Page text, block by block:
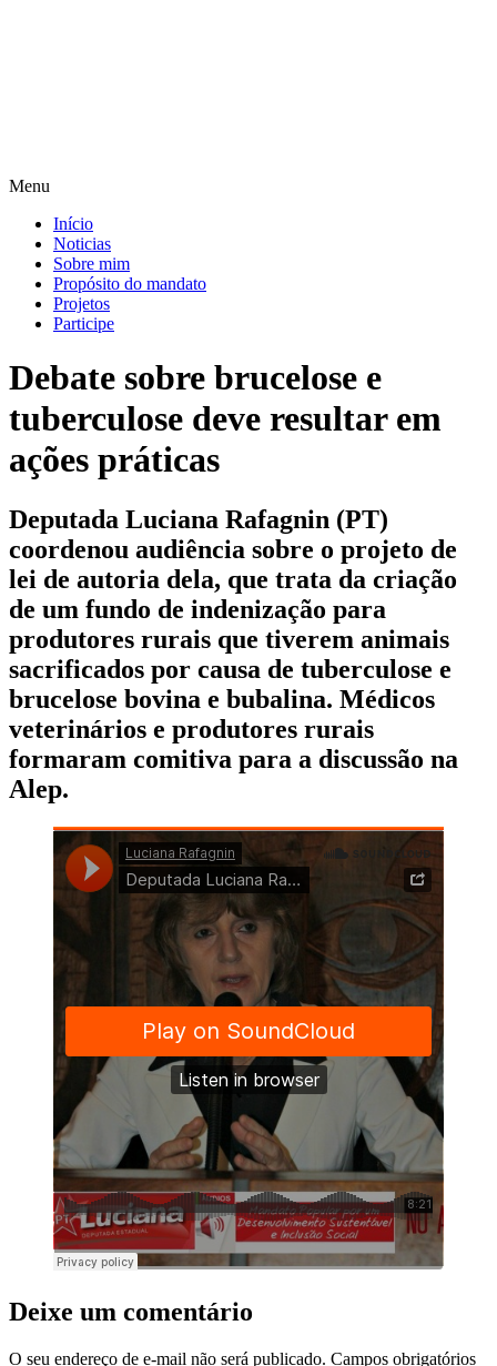
Menu
Início
Noticias
Sobre mim
Propósito do mandato
Projetos
Participe
Debate sobre brucelose e
tuberculose deve resultar em
ações práticas
Deputada Luciana Rafagnin (PT)
coordenou audiência sobre o projeto de
lei de autoria dela, que trata da criação
de um fundo de indenização para
produtores rurais que tiverem animais
sacrificados por causa de tuberculose e
brucelose bovina e bubalina. Médicos
veterinários e produtores rurais
formaram comitiva para a discussão na
Alep.
Deixe um comentário
O seu endereço de e-mail não será publicado. Campos obrigatórios